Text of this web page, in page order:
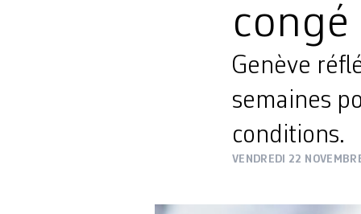
Genève
semaines
conditions.
VENDREDI 22